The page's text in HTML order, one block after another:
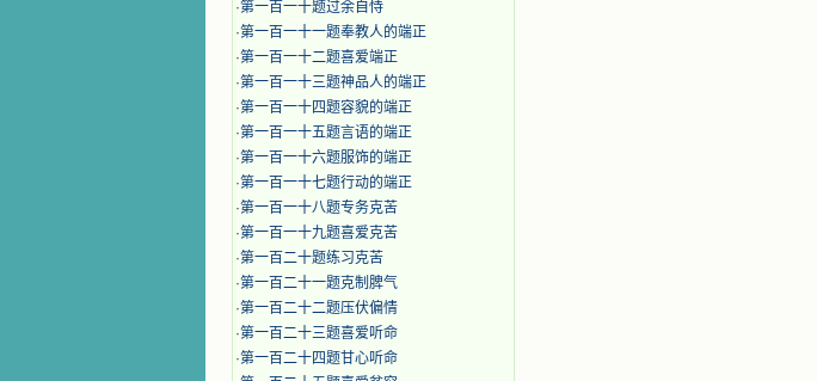
·第一百一十题过余自恃
·第一百一十一题奉教人的端正
·第一百一十二题喜爱端正
·第一百一十三题神品人的端正
·第一百一十四题容貌的端正
·第一百一十五题言语的端正
·第一百一十六题服饰的端正
·第一百一十七题行动的端正
·第一百一十八题专务克苦
·第一百一十九题喜爱克苦
·第一百二十题练习克苦
·第一百二十一题克制脾气
·第一百二十二题压伏偏情
·第一百二十三题喜爱听命
·第一百二十四题甘心听命